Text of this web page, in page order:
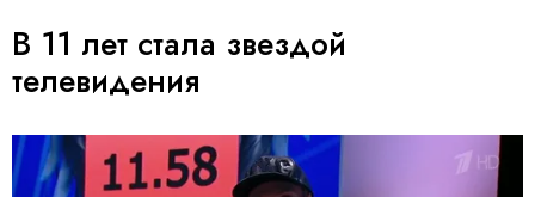
r
i
n
.
В 11 лет стала звездой
телевидения